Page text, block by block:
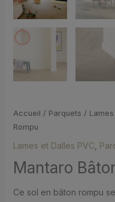
Accueil / Parquets /
Rompu
Lames et Dalles PVC
Mantaro
Ce sol en bâton rompu